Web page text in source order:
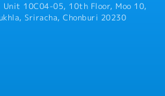
10C04-05, 10th Floor, Moo 10,
Sriracha, Chonburi 20230